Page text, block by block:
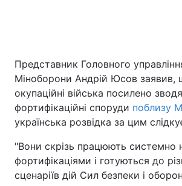
Представник Головного
Міноборони Андрій Юсов заявив,
окупаційні війська посилено
фортифікаційні споруди поблизу
українська розвідка за цим
"Вони скрізь працюють системно
фортифікаціями і готуються до
сценаріїв дій Сил безпеки і